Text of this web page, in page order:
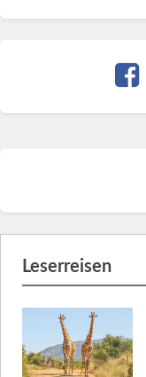
Leserreisen